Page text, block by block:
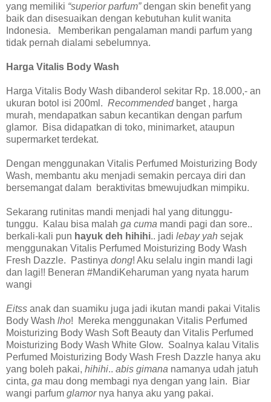
yang memiliki “superior parfum”dengan skin benefit yang
baik dan disesuaikan dengan kebutuhan kulit wanita
Indonesia. Memberikan pengalaman mandi parfum yang
tidak pernah dialami sebelumnya.
Harga Vitalis Body Wash
Harga Vitalis Body Wash dibanderol sekitar Rp. 18.000,- an
ukuran botol isi 200ml. Recommended banget , harga
murah, mendapatkan sabun kecantikan dengan parfum
glamor. Bisa didapatkan di toko, minimarket, ataupun
supermarket terdekat.
Dengan menggunakan Vitalis Perfumed Moisturizing Body
Wash, membantu aku menjadi semakin percaya diri dan
bersemangat dalam beraktivitas bmewujudkan mimpiku.
Sekarang rutinitas mandi menjadi hal yang ditunggu-
tunggu. Kalau bisa malah ga cuma mandi pagi dan sore..
berkali-kali pun hayuk deh hihihi.. jadi lebay yah sejak
menggunakan Vitalis Perfumed Moisturizing Body Wash
Fresh Dazzle. Pastinya dong! Aku selalu ingin mandi lagi
dan lagi!! Beneran #MandiKeharuman yang nyata harum
wangi
Eitss anak dan suamiku juga jadi ikutan mandi pakai Vitalis
Body Wash lho! Mereka menggunakan Vitalis Perfumed
Moisturizing Body Wash Soft Beauty dan Vitalis Perfumed
Moisturizing Body Wash White Glow. Soalnya kalau Vitalis
Perfumed Moisturizing Body Wash Fresh Dazzle hanya aku
yang boleh pakai, hihihi.. abis gimana namanya udah jatuh
cinta, ga mau dong membagi nya dengan yang lain. Biar
wangi parfum glamornya hanya aku yang pakai.